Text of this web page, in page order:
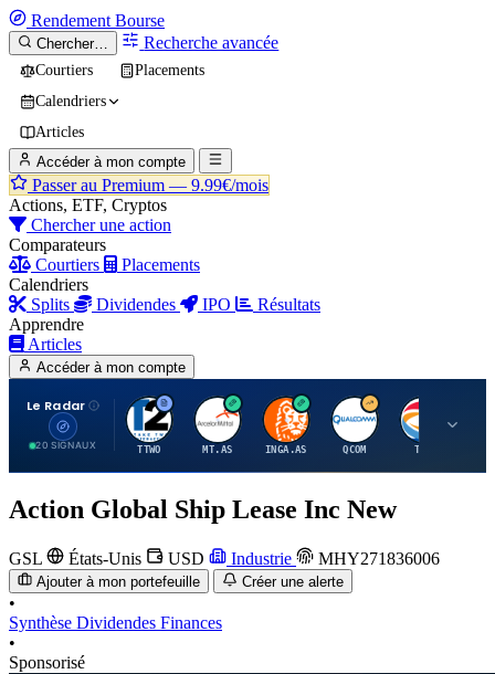
Rendement Bourse
Chercher… Recherche avancée
Courtiers
Placements
Calendriers
Articles
Accéder à mon compte
Passer au Premium — 9.99€/mois
Actions, ETF, Cryptos
Chercher une action
Comparateurs
Courtiers
Placements
Calendriers
Splits
Dividendes IPO
Résultats
Apprendre
Articles
Accéder à mon compte
Le Radar
20 SIGNAUX
T
TTWO
A
MT.AS
I
INGA.AS
Q
QCOM
T
TTE
Action Global Ship Lease Inc New
GSL États-Unis USD Industrie MHY271836006
Ajouter à mon portefeuille Créer une alerte
•
Synthèse Dividendes Finances
•
Sponsorisé